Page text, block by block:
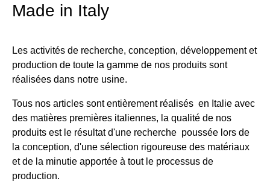
Made in Italy
Les activités de recherche, conception, développement et
production de toute la gamme de nos produits sont
réalisées dans notre usine.
Tous nos articles sont entièrement réalisés en Italie avec
des matières premières italiennes, la qualité de nos
produits est le résultat d'une recherche poussée lors de
la conception, d'une sélection rigoureuse des matériaux
et de la minutie apportée à tout le processus de
production.